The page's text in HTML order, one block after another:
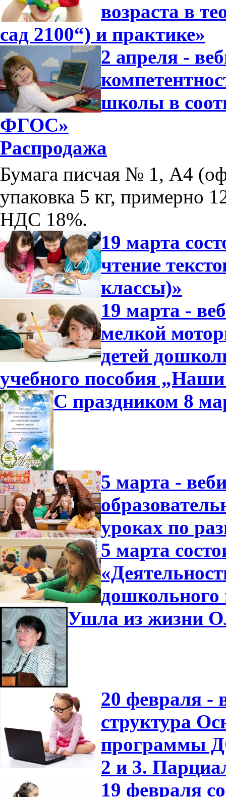
возраста в
сад 2100“) и практике»
2 апреля -
школы в
ФГОС»
Распродажа
Бумага писчая № 1, А4
упаковка 5 кг, примерно
НДС 18%.
19 марта
чтение
классы)»
19 марта -
мелкой
детей
учебного пособия
С праздником 8
5 марта -
уроках по
5 марта
дошкольного
Ушла из жизни
20 февраля -
структура
программы
2 и 3.
19 февраля